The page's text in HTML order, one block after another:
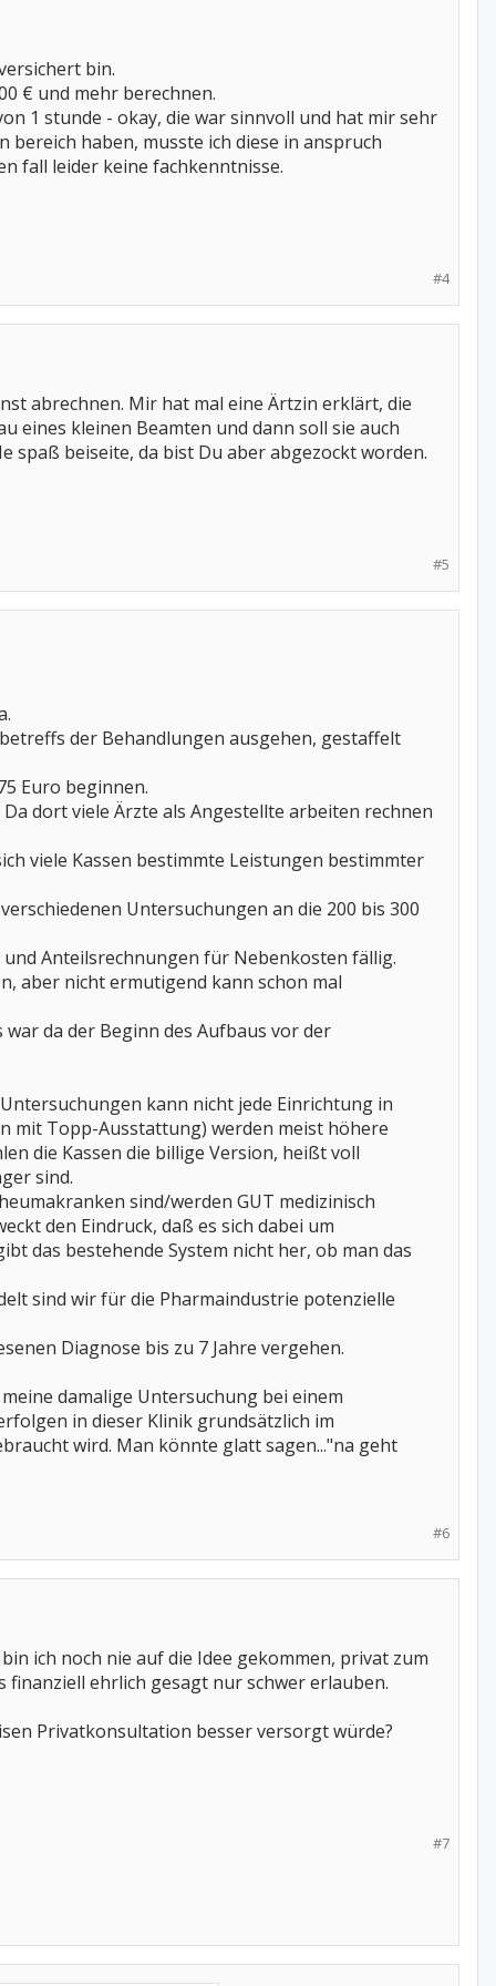
bin.
€ und mehr berechnen.
1 stunde - okay, die war sinnvoll und hat mir sehr
bereich haben, musste ich diese in anspruch
fall leider keine fachkenntnisse.
#4
abrechnen. Mir hat mal eine Ärtzin erklärt, die
eines kleinen Beamten und dann soll sie auch
spaß beiseite, da bist Du aber abgezockt worden.
#5
der Behandlungen ausgehen, gestaffelt
Euro beginnen.
dort viele Ärzte als Angestellte arbeiten rechnen
viele Kassen bestimmte Leistungen bestimmter
Untersuchungen an die 200 bis 300
Anteilsrechnungen für Nebenkosten fällig.
aber nicht ermutigend kann schon mal
da der Beginn des Aufbaus vor der
kann nicht jede Einrichtung in
mit Topp-Ausstattung) werden meist höhere
die Kassen die billige Version, heißt voll
sind.
sind/werden GUT medizinisch
den Eindruck, daß es sich dabei um
das bestehende System nicht her, ob man das
sind wir für die Pharmaindustrie potenzielle
Diagnose bis zu 7 Jahre vergehen.
damalige Untersuchung bei einem
in dieser Klinik grundsätzlich im
wird. Man könnte glatt sagen..."na geht
#6
ich noch nie auf die Idee gekommen, privat zum
ehrlich gesagt nur schwer erlauben.
Privatkonsultation besser versorgt würde?
#7